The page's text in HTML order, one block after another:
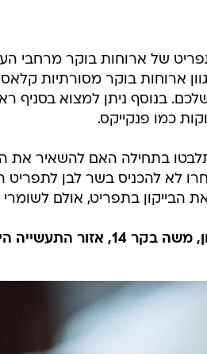
של ארוחות בוקר מרחבי
ארוחות בוקר מסורתיות
בנוסף ניתן למצוא בסניף
כמו פנקייקס.
בתחילה האם להשאיר את
לא להכניס בשר לבן
הבייקון בתפריט, אולם לשומרי
הישן. 03-9493000. לא כשר